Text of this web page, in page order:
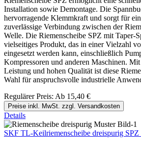
Installation sowie Demontage. Die
hervorragende Klemmkraft und sorgt für
zuverlässige Verbindung zwischen der
Welle. Die Riemenscheibe SPZ mit Taper-
vielseitiges Produkt, das in einer Vielzahl
eingesetzt werden kann, einschließlich
Kompressoren und anderen Maschinen.
Leistung und hohen Qualität ist diese
Wahl für anspruchsvolle industrielle
Regulärer Preis: Ab 15,40 €
Preise inkl. MwSt. zzgl. Versandkosten
Details
SKF TL-Keilriemenscheibe dreispurig SPZ